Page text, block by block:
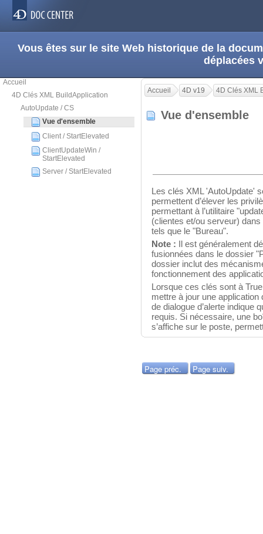
Vous êtes sur le site Web historique de la
déplacées
Accueil
4D Clés XML BuildApplication
AutoUpdate / CS
Vue d'ensemble
Client / StartElevated
ClientUpdateWin /
StartElevated
Server / StartElevated
Accueil 4D v19 4D Clés XML
Vue d'ensemble
Les clés XML 'AutoUpdate'
permettent d’élever les
permettant à l’utilitaire
(clientes et/ou serveur)
tels que le "Bureau".
Note : Il est généralement
fusionnées dans le dossier
dossier inclut des
fonctionnement des
Lorsque ces clés sont à
mettre à jour une
de dialogue d’alerte indique
requis. Si nécessaire, une
s’affiche sur le poste,
Page préc. Page suiv.